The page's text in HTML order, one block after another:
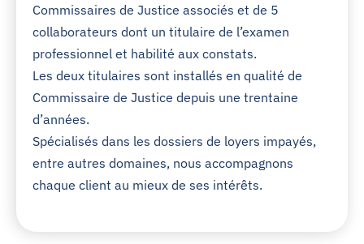
Commissaires de Justice associés et de 5
collaborateurs dont un titulaire de l’examen
professionnel et habilité aux constats.
Les deux titulaires sont installés en qualité de
Commissaire de Justice depuis une trentaine
d’années.
Spécialisés dans les dossiers de loyers impayés,
entre autres domaines, nous accompagnons
chaque client au mieux de ses intérêts.